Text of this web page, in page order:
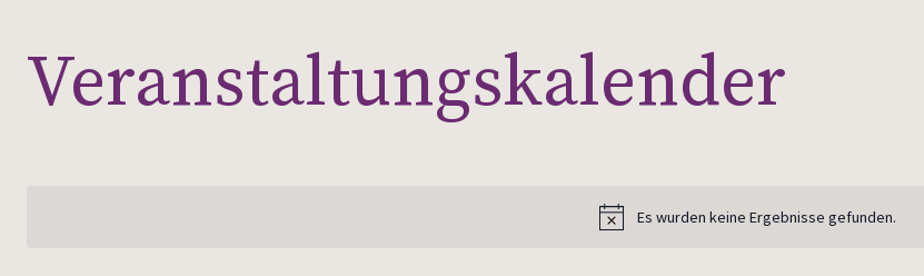
Veranstaltungs­kalender
Es wurden keine Ergebnisse gefunden.